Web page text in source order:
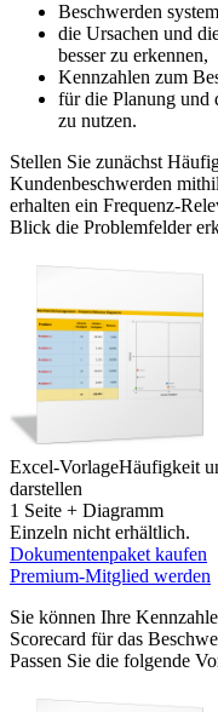
Beschwerden
die Ursachen und
besser zu erkennen,
Kennzahlen zum
für die Planung und
zu nutzen.
Stellen Sie zunächst
Kundenbeschwerden
erhalten ein Frequenz-
Blick die Problemfelder
Excel-VorlageHäufigkeit
darstellen
1 Seite + Diagramm
Einzeln nicht erhältlich.
Dokumentenpaket kaufen
Premium-Mitglied werden
Sie können Ihre
Scorecard für das
Passen Sie die folgende